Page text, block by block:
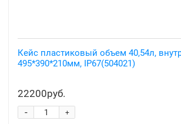
Кейс пластиковый объем 40,54л,
495*390*210мм, IP67(504021)
22200руб.
+
-